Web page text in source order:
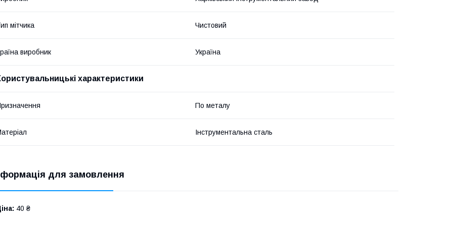
мітчика Чистовий
виробник Україна
характеристики
По металу
Інструментальна сталь
для замовлення
40 ₴